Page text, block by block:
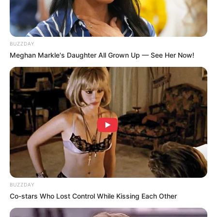
BUZZDAY
Meghan Markle's Daughter All Grown Up — See Her Now!
BUZZDAY
Co-stars Who Lost Control While Kissing Each Other